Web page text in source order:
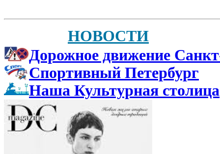
НОВОСТИ
Дорожное движение
Спортивный Петербург
Наша Культурная столица